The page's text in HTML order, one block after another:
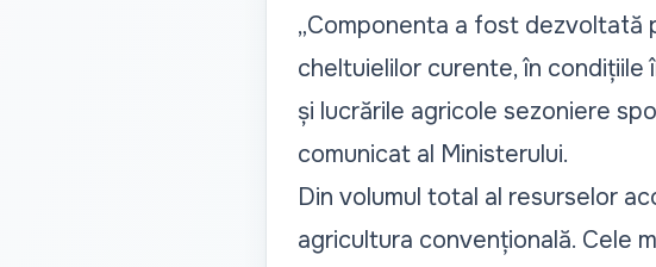
„Componenta a fost dezvoltată
cheltuielilor curente, în
și lucrările agricole sezoniere
comunicat al Ministerului.
Din volumul total al resurselor
agricultura convențională. Cele